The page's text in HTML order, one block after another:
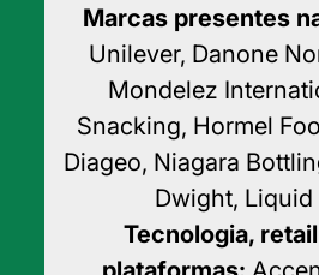
Marcas presentes
Unilever, Danone
Mondelez
Snacking, Hormel
Diageo, Niagara
Dwight, Liquid
Tecnologia,